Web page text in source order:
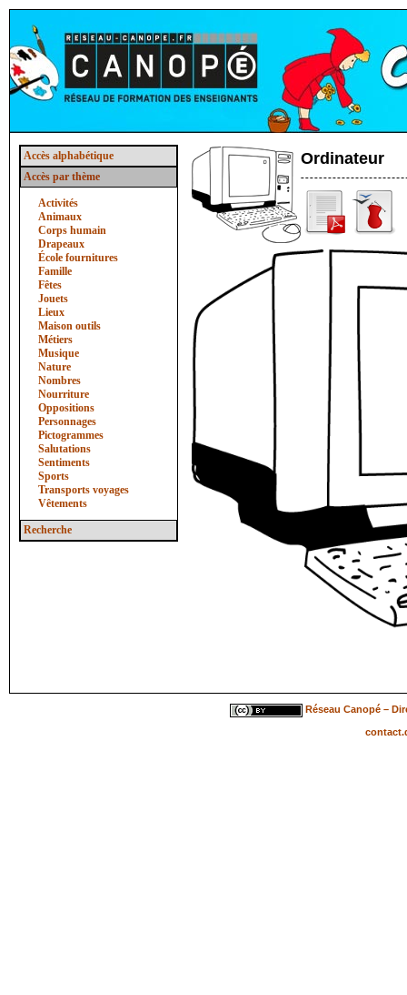
Accès alphabétique
Accès par thème
Activités
Animaux
Corps humain
Drapeaux
École fournitures
Famille
Fêtes
Jouets
Lieux
Maison outils
Métiers
Musique
Nature
Nombres
Nourriture
Oppositions
Personnages
Pictogrammes
Salutations
Sentiments
Sports
Transports voyages
Vêtements
Recherche
Ordinateur
Réseau Canopé –